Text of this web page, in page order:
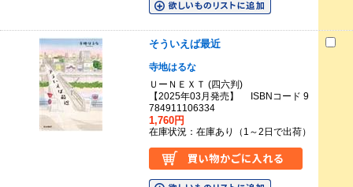
そういえば最近
寺地はるな
ＵーＮＥＸＴ (四六判)
【2025年03月発売】 ISBNコード 9
784911106334
1,760円
在庫状況：在庫あり（1～2日で出荷）